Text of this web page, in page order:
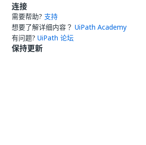
连接
需要帮助? 支持
想要了解详细内容？ UiPath Academy
有问题? UiPath 论坛
保持更新